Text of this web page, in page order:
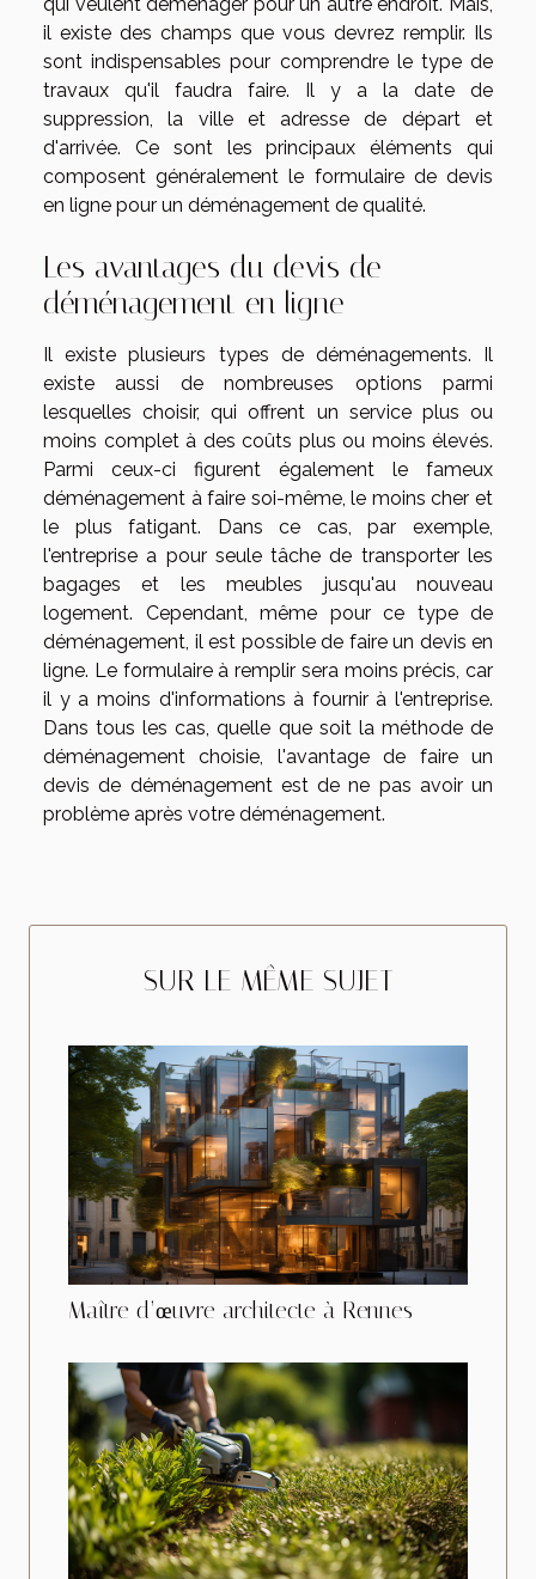
il existe des champs que vous devrez remplir. Ils
sont indispensables pour comprendre le type de
travaux qu'il faudra faire. Il y a la date de
suppression, la ville et adresse de départ et
d'arrivée. Ce sont les principaux éléments qui
composent généralement le formulaire de devis
en ligne pour un déménagement de qualité.
Les avantages du devis de
déménagement en ligne
Il existe plusieurs types de déménagements. Il
existe aussi de nombreuses options parmi
lesquelles choisir, qui offrent un service plus ou
moins complet à des coûts plus ou moins élevés.
Parmi ceux-ci figurent également le fameux
déménagement à faire soi-même, le moins cher et
le plus fatigant. Dans ce cas, par exemple,
l'entreprise a pour seule tâche de transporter les
bagages et les meubles jusqu'au nouveau
logement. Cependant, même pour ce type de
déménagement, il est possible de faire un devis en
ligne. Le formulaire à remplir sera moins précis, car
il y a moins d'informations à fournir à l'entreprise.
Dans tous les cas, quelle que soit la méthode de
déménagement choisie, l'avantage de faire un
devis de déménagement est de ne pas avoir un
problème après votre déménagement.
SUR LE MÊME SUJET
Maître d’œuvre architecte à Rennes